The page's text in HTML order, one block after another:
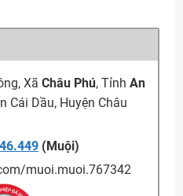
Xã Châu Phú, Tỉnh An
Cái Dầu, Huyện Châu
(Muội)
muoi.muoi.767342